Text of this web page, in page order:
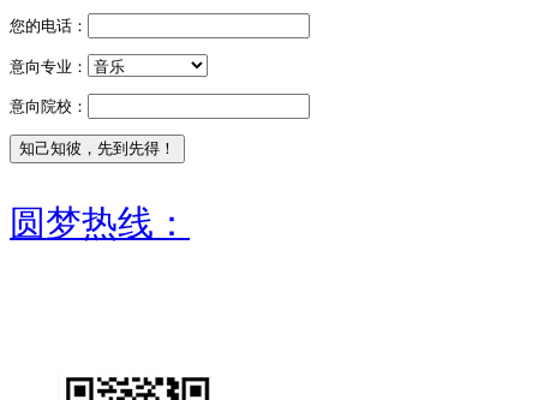
您的电话：
意向专业：
意向院校：
圆梦热线：